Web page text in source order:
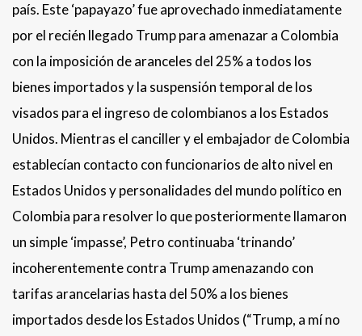
país. Este ‘papayazo’ fue aprovechado inmediatamente
por el recién llegado Trump para amenazar a Colombia
con la imposición de aranceles del 25% a todos los
bienes importados y la suspensión temporal de los
visados para el ingreso de colombianos a los Estados
Unidos. Mientras el canciller y el embajador de Colombia
establecían contacto con funcionarios de alto nivel en
Estados Unidos y personalidades del mundo político en
Colombia para resolver lo que posteriormente llamaron
un simple ‘impasse’, Petro continuaba ‘trinando’
incoherentemente contra Trump amenazando con
tarifas arancelarias hasta del 50% a los bienes
importados desde los Estados Unidos (“Trump, a mí no